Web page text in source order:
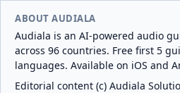
ABOUT AUDIALA
Audiala is an AI-powered audio
across 96 countries. Free first 5
languages. Available on iOS and
Editorial content (c) Audiala